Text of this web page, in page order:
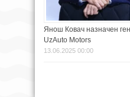
Янош Ковач назначен
UzAuto Motors
13.06.2025 00:00